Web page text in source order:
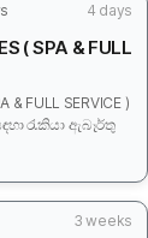
4 days
( SPA & FULL
& FULL SERVICE )
රැකියා ඇබෑර්තු
3 weeks